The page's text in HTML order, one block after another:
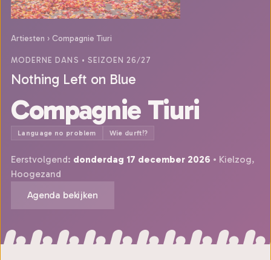
Artiesten › Compagnie Tiuri
MODERNE DANS • SEIZOEN 26/27
Nothing Left on Blue
Compagnie Tiuri
Language no problem Wie durft!?
Eerstvolgend: donderdag 17 december 2026 • Kielzog,
Hoogezand
Agenda bekijken